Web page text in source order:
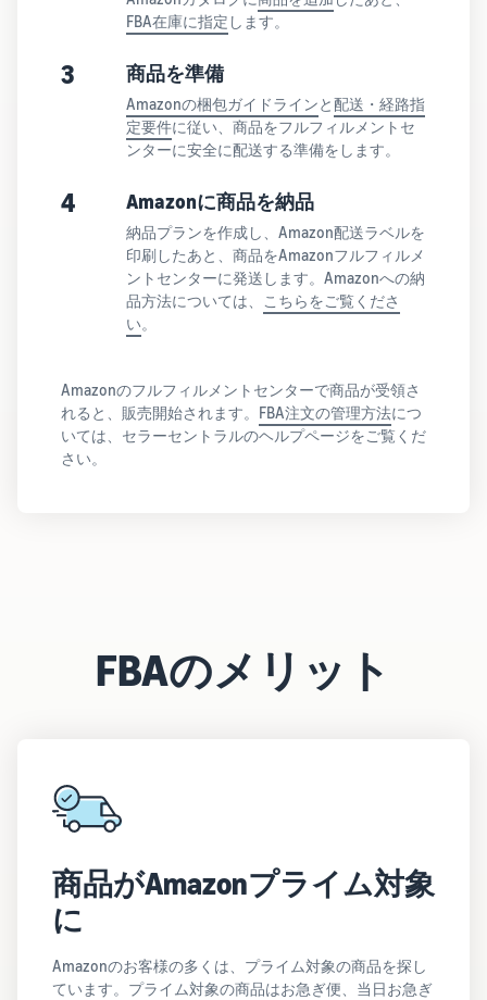
FBA在庫に指定 します。
3 商品を準備
Amazonの梱包ガイドラインと配送・経路指
定要件に従い、商品をフルフィルメントセ
ンターに安全に配送する準備をします。
4 Amazonに商品を納品
納品プランを作成し、Amazon配送ラベルを
印刷したあと、商品をAmazonフルフィルメ
ントセンターに発送します。Amazonへの納
品方法については、
こちらをご覧くださ
い。
Amazonのフルフィルメントセンターで商品が受領さ
れると、販売開始されます。 FBA注文の管理方法につ
いては、セラーセントラルのヘルプページをご覧くだ
さい。
FBAのメリット
商品がAmazonプライム対象
に
Amazonのお客様の多くは、プライム対象の商品を探し
ています。プライム対象の商品はお急ぎ便、当日お急ぎ